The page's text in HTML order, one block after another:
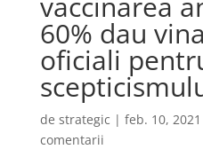
60% dau
oficiali
de strategic | feb. 10, 2021
comentarii